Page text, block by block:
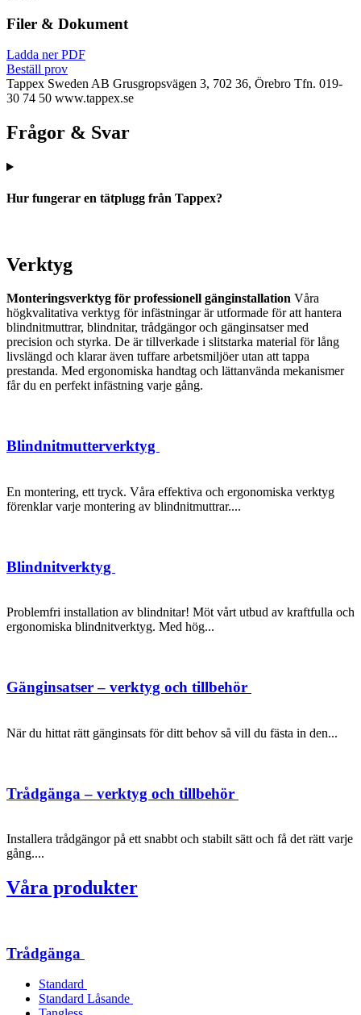
Filer & Dokument
Ladda ner PDF
Beställ prov
Tappex Sweden AB Grusgropsvägen 3, 702 36, Örebro Tfn. 019-
30 74 50 www.tappex.se
Frågor & Svar
Hur fungerar en tätplugg från Tappex?
Verktyg
Monteringsverktyg för professionell gänginstallation Våra
högkvalitativa verktyg för infästningar är utformade för att hantera
blindnitmuttrar, blindnitar, trådgängor och gänginsatser med
precision och styrka. De är tillverkade i slitstarka material för lång
livslängd och klarar även tuffare arbetsmiljöer utan att tappa
prestanda. Med ergonomiska handtag och lättanvända mekanismer
får du en perfekt infästning varje gång.
Blindnitmutterverktyg
En montering, ett tryck. Våra effektiva och ergonomiska verktyg
förenklar varje montering av blindnitmuttrar....
Blindnitverktyg
Problemfri installation av blindnitar! Möt vårt utbud av kraftfulla och
ergonomiska blindnitverktyg. Med hög...
Gänginsatser – verktyg och tillbehör
När du hittat rätt gänginsats för ditt behov så vill du fästa in den...
Trådgänga – verktyg och tillbehör
Installera trådgängor på ett snabbt och stabilt sätt och få det rätt varje
gång....
Våra produkter
Trådgänga
Standard
Standard Låsande